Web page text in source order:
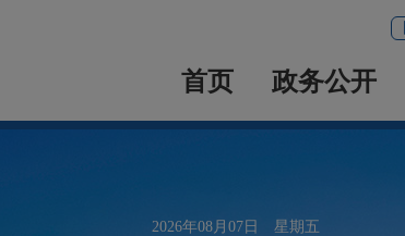
首页 政务公开
2026年08月07日 星期五